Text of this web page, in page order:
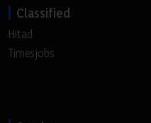
Classified
Hitad
Timesjobs